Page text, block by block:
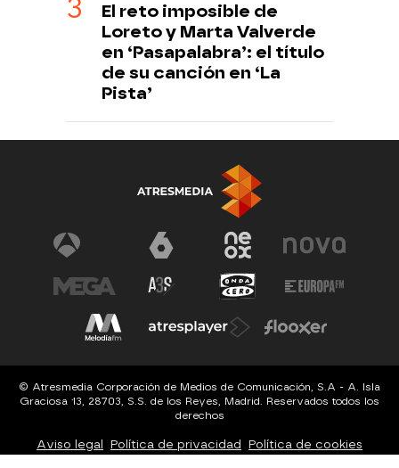
El reto imposible de
Loreto y Marta Valverde
en ‘Pasapalabra’: el título
de su canción en ‘La
Pista’
© Atresmedia Corporación de Medios de Comunicación, S.A - A. Isla
Graciosa 13, 28703, S.S. de los Reyes, Madrid. Reservados todos los
derechos
Aviso legal Política de privacidad Política de cookies